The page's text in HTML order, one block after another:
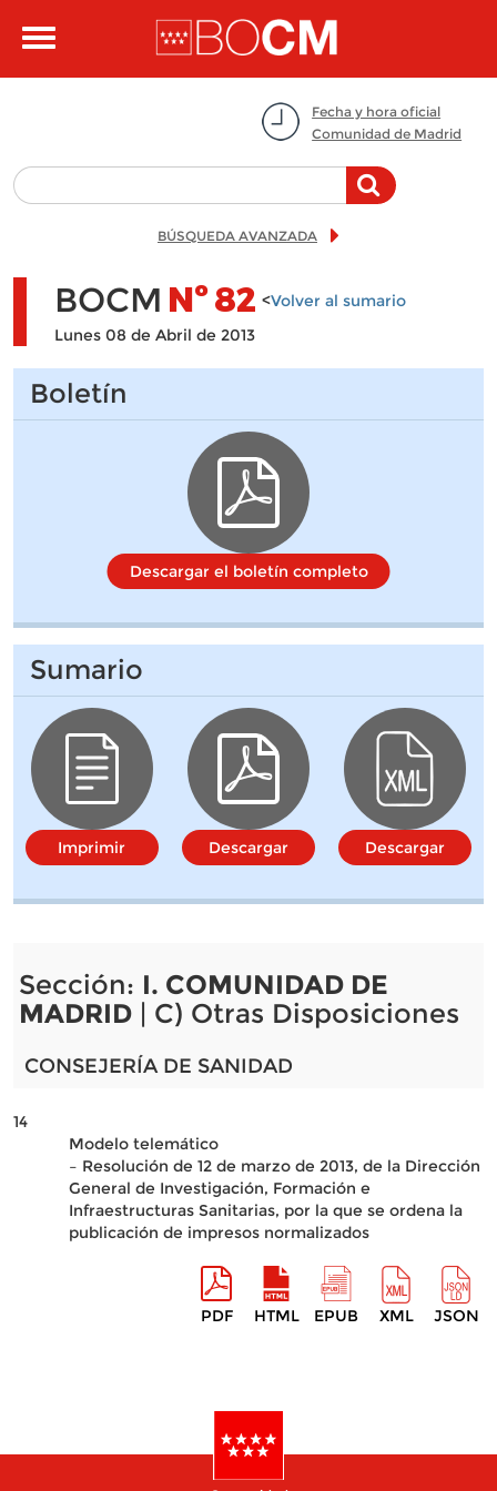
Toggle
Fecha y hora oficial
Comunidad de Madrid
BÚSQUEDA AVANZADA
BOCM Nº82 <Volver al sumario
Lunes 08 de Abril de 2013
Boletín
Descargar el boletín completo
Sumario
Imprimir Descargar Descargar
Sección: I. COMUNIDAD DE
MADRID| C) Otras Disposiciones
CONSEJERÍA DE SANIDAD
14
Modelo telemático
– Resolución de 12 de marzo de 2013, de la Dirección
General de Investigación, Formación e
Infraestructuras Sanitarias, por la que se ordena la
publicación de impresos normalizados
PDF HTML EPUB XML JSON